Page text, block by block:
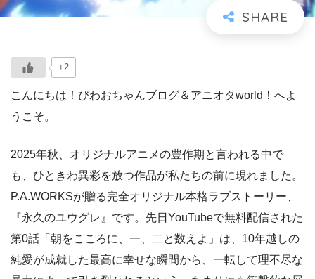
+2
こんにちは！びわおちゃんブログ＆アニオタworld！へよ
うこそ。
2025年秋、オリジナルアニメの豊作期と言われる中で
も、ひときわ異彩を放つ作品が私たちの前に現れました。
P.A.WORKSが贈る完全オリジナル本格ラブストーリー、
『永久のユウグレ』です。先日YouTubeで無料配信された
第0話「朝をこころに、一、二と数えよ」は、10年越しの
純愛が成就した最高に幸せな瞬間から、一転して理不尽な